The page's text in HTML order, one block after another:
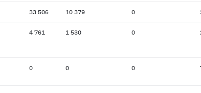
33 506 10 379 0
4 761 1 530 0
0 0 0